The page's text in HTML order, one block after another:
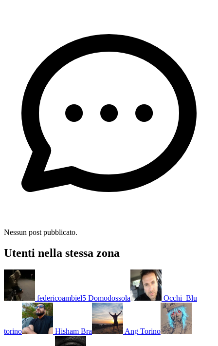
Nessun post pubblicato.
Utenti nella stessa zona
federicoambiel5 Domodossola Occhi_Blu
torino Hisham Bra Ang Torino